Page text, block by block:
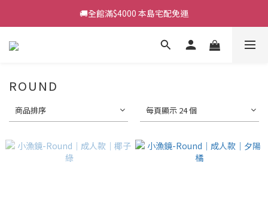
🚚全館滿$4000 本島宅配免運
ROUND
商品排序 每頁顯示 24 個